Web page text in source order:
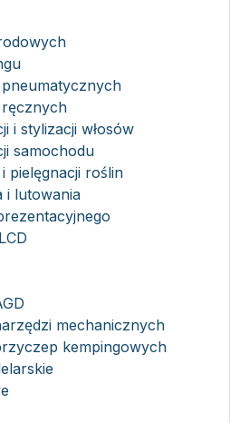
i stylizacji włosów
samochodu
pielęgnacji roślin
i lutowania
mechanicznych
kempingowych